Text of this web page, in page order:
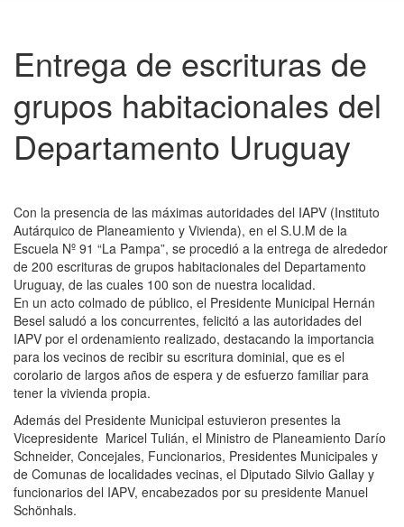
Entrega de escrituras de
grupos habitacionales del
Departamento Uruguay
Con la presencia de las máximas autoridades del IAPV (Instituto
Autárquico de Planeamiento y Vivienda), en el S.U.M de la
Escuela Nº 91 “La Pampa”, se procedió a la entrega de alrededor
de 200 escrituras de grupos habitacionales del Departamento
Uruguay, de las cuales 100 son de nuestra localidad.
En un acto colmado de público, el Presidente Municipal Hernán
Besel saludó a los concurrentes, felicitó a las autoridades del
IAPV por el ordenamiento realizado, destacando la importancia
para los vecinos de recibir su escritura dominial, que es el
corolario de largos años de espera y de esfuerzo familiar para
tener la vivienda propia.
Además del Presidente Municipal estuvieron presentes la
Vicepresidente Maricel Tulián, el Ministro de Planeamiento Darío
Schneider, Concejales, Funcionarios, Presidentes Municipales y
de Comunas de localidades vecinas, el Diputado Silvio Gallay y
funcionarios del IAPV, encabezados por su presidente Manuel
Schönhals.